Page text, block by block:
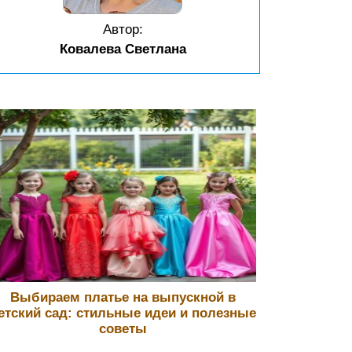
Автор:
Ковалева Светлана
Выбираем платье на выпускной в
сад: стильные идеи и полезные
советы